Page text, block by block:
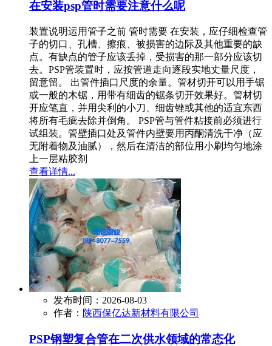
在安装psp管时需要注意什么呢
装置说明运用管子之前 管时需要 在安装，应仔细检查管
子的切口、孔槽、擦痕、被损害的边际及其他重要的缺
点。有缺点的管子应该丢掉，受损害的那一部分应该切
去。PSP管装置时，应按管道走向逐段实地丈量尺度，
留意留。 出管件插口尺度的余量。管材切开可以用手锯
或一般的木锯，用带有细齿的锯条切开效果好。管材切
开应笔直，并用尖利的小刀、细齿锉或其他的适宜东西
将所有毛疵去除并倒角。 PSP管与管件粘接前必须进行
试组装。管壁插口处及管件内壁要用丙酮清洗干净（应
无附着物及油腻），然后在清洁的部位用小刷均匀地涂
上一层粘胶剂
查看详情...
发布时间：2026-08-03
作者： 陕西保亿达新材料有限公司
PSP钢塑复合管在二次供水领域的常态化